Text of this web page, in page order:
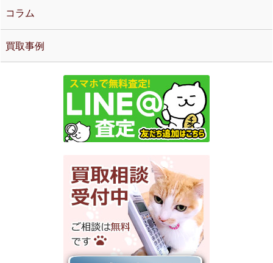
コラム
買取事例